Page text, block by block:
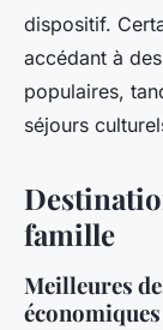
dispositif.
accédant à
populaires,
séjours
famille
Meilleures
économiques